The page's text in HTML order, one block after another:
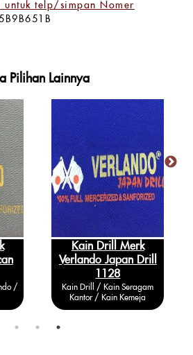
untuk telp/simpan Nomer
Pilihan Lainnya
/
Kain Drill Merk
Verlando Japan Drill
1128
Kain Drill / Kain Seragam
Kantor / Kain Kemeja